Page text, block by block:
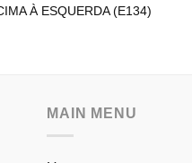
À ESQUERDA (E134)
MAIN MENU